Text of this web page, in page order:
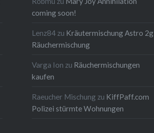
coming soon!
Lenz84 zu Kräutermischung Astro 2g
Räuchermischung
Varga Ion zu Räuchermischungen
kaufen
Raeucher Mischung zu KiffPaff.com
Polizei stürmte Wohnungen